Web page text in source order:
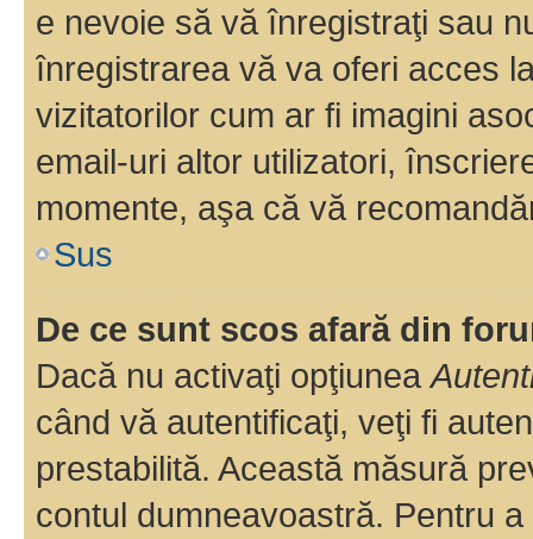
e nevoie să vă înregistraţi sau
înregistrarea vă va oferi acces
vizitatorilor cum ar fi imagini
email-uri altor utilizatori,
momente, aşa că vă
Sus
De ce sunt scos afară din
Dacă nu activaţi opţiunea
când vă autentificaţi, veţi fi
prestabilită. Această măsură
contul dumneavoastră. Pentru